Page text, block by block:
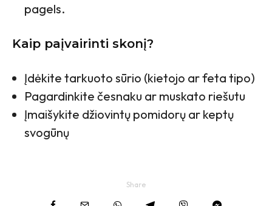
pagels.
Kaip paįvairinti skonį?
Įdėkite tarkuoto sūrio (kietojo ar feta tipo)
Pagardinkite česnaku ar muskato riešutu
Įmaišykite džiovintų pomidorų ar keptų
svogūnų
Share